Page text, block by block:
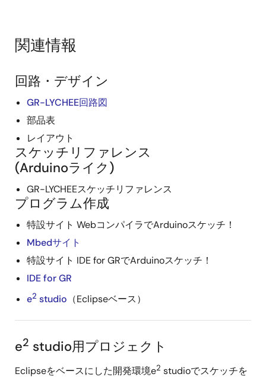
関連情報
回路・デザイン
GR-LYCHEE回路図
部品表
レイアウト
スケッチリファレンス
(Arduinoライク)
GR-LYCHEEスケッチリファレンス
プログラム作成
特設サイト WebコンパイラでArduinoスケッチ！
Mbedサイト
特設サイト IDE for GRでArduinoスケッチ！
IDE for GR
e2 studio （Eclipseベース）
e2 studio用プロジェクト
Eclipseをベースにした開発環境e2 studioでスケッチを